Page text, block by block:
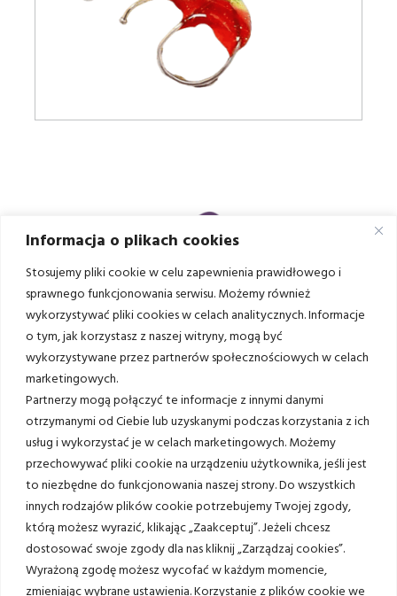
Informacja o plikach cookies
Stosujemy pliki cookie w celu zapewnienia prawidłowego i
sprawnego funkcjonowania serwisu. Możemy również
wykorzystywać pliki cookies w celach analitycznych. Informacje
o tym, jak korzystasz z naszej witryny, mogą być
wykorzystywane przez partnerów społecznościowych w celach
marketingowych.
Partnerzy mogą połączyć te informacje z innymi danymi
otrzymanymi od Ciebie lub uzyskanymi podczas korzystania z ich
usług i wykorzystać je w celach marketingowych. Możemy
przechowywać pliki cookie na urządzeniu użytkownika, jeśli jest
to niezbędne do funkcjonowania naszej strony. Do wszystkich
innych rodzajów plików cookie potrzebujemy Twojej zgody,
którą możesz wyrazić, klikając „Zaakceptuj”. Jeżeli chcesz
dostosować swoje zgody dla nas kliknij „Zarządzaj cookies”.
Wyrażoną zgodę możesz wycofać w każdym momencie,
zmieniając wybrane ustawienia. Korzystanie z plików cookie we
Rzeszów
poniedziałek - piątek: 08:00–20:00
ul. Powstańców Listopadowych 2b
35-606 Rzeszów
+48 453 697 413
+48 453 697 412
+48 17 859 49 21